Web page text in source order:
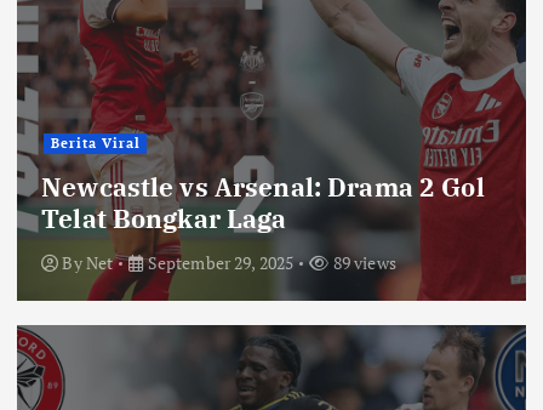
Berita Viral
Newcastle vs Arsenal: Drama 2 Gol
Telat Bongkar Laga
ByNet September 29, 2025 89 views